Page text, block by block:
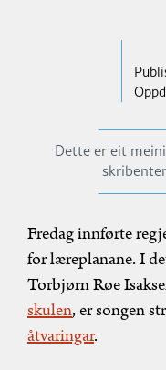
Dette er eit
Fredag innførte
for læreplanane. I
Torbjørn Røe
skulen, er songen
åtvaringar.